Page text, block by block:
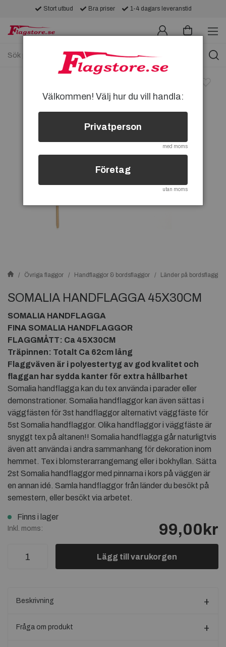
Stort utbud Bra priser 1-4 dagars leveranstid
Övriga flaggor Handflaggor & bordsflaggor Länder på
SOMALIA HANDFLAGGA 45X30CM
SOMALIA HANDFLAGGA
FINA SOMALIA HANDFLAGGOR
FLAGGMÅTT: Ca 45X30CM
Träpinnen: Totalt Ca 62cm lång
Flaggväven är i polyestertyg av god kvalitet och
flaggan har sydda kanter för extra hållbarhet
Somalia handflagga kan du tex använda i parader eller
demonstrationer. Somalia handflaggor kan även sättas i
väggfästen för 3st handflaggor alternativt väggfäste för
5st Somalia handflaggor. Olika handflaggor i väggfäste är
snyggt tex på altanen!! Somalia handflagga går naturligtvis
även att använda i andra sammanhang för dekoration inom
hemmet. Tex i blomsterarrangemang eller i bokhyllan. Sätta
2st Somalia handflaggor med pinnarna i kors på väggen är
en annan idé. Samla handflaggor från länder du besökt på
semestern, eller besökt via arbetet.
Finns i lager
Inkl. moms: 99,00kr
Lägg till varukorgen
Beskrivning
Fråga om produkt
Välkommen! Välj hur du vill handla:
Privatperson
med moms
Företag
utan moms